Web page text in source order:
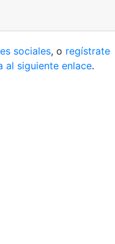
sociales, o regístrate
al siguiente enlace.